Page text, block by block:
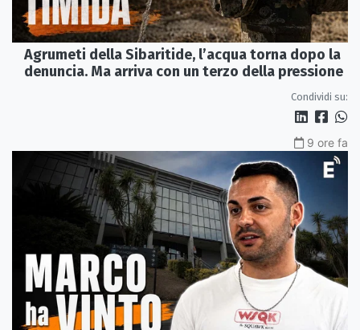
Agrumeti della Sibaritide, l’acqua torna dopo la
denuncia. Ma arriva con un terzo della pressione
Condividi su:
9 ore fa